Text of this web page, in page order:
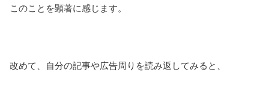
このことを顕著に感じます。
改めて、自分の記事や広告周りを読み返してみると、